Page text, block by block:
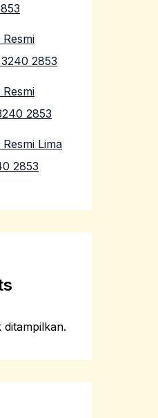
2853
2853
Lima
2853